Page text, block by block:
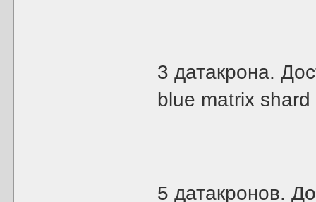
3 датакрона.
blue matrix
5 датакронов.